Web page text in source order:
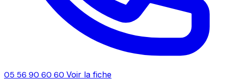
05 56 90 60 60 Voir la fiche